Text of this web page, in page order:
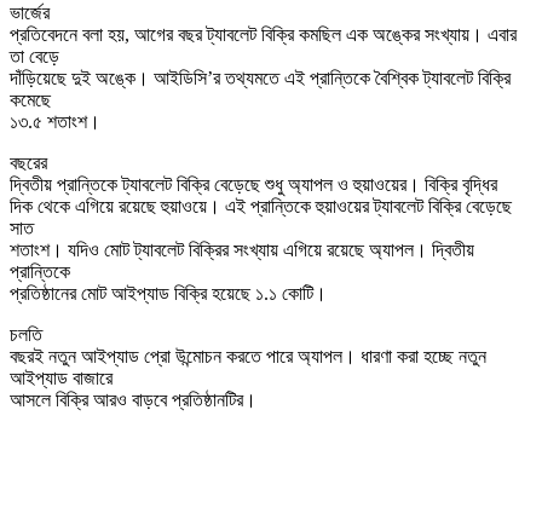
ভার্জের
প্রতিবেদনে বলা হয়, আগের বছর ট্যাবলেট বিক্রি কমছিল এক অঙ্কের সংখ্যায়। এবার
তা বেড়ে
দাঁড়িয়েছে দুই অঙ্কে। আইডিসি’র তথ্যমতে এই প্রান্তিকে বৈশ্বিক ট্যাবলেট বিক্রি
কমেছে
১৩.৫ শতাংশ।
বছরের
দ্বিতীয় প্রান্তিকে ট্যাবলেট বিক্রি বেড়েছে শুধু অ্যাপল ও হুয়াওয়ের। বিক্রি বৃদ্ধির
দিক থেকে এগিয়ে রয়েছে হুয়াওয়ে। এই প্রান্তিকে হুয়াওয়ের ট্যাবলেট বিক্রি বেড়েছে
সাত
শতাংশ। যদিও মোট ট্যাবলেট বিক্রির সংখ্যায় এগিয়ে রয়েছে অ্যাপল। দ্বিতীয়
প্রান্তিকে
প্রতিষ্ঠানের মোট আইপ্যাড বিক্রি হয়েছে ১.১ কোটি।
চলতি
বছরই নতুন আইপ্যাড প্রো উন্মোচন করতে পারে অ্যাপল। ধারণা করা হচ্ছে নতুন
আইপ্যাড বাজারে
আসলে বিক্রি আরও বাড়বে প্রতিষ্ঠানটির।